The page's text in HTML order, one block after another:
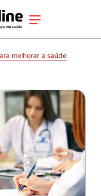
melhorar a saúde